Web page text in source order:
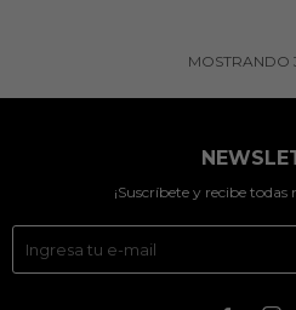
MOSTRANDO
¡Suscríbete y recibe todas